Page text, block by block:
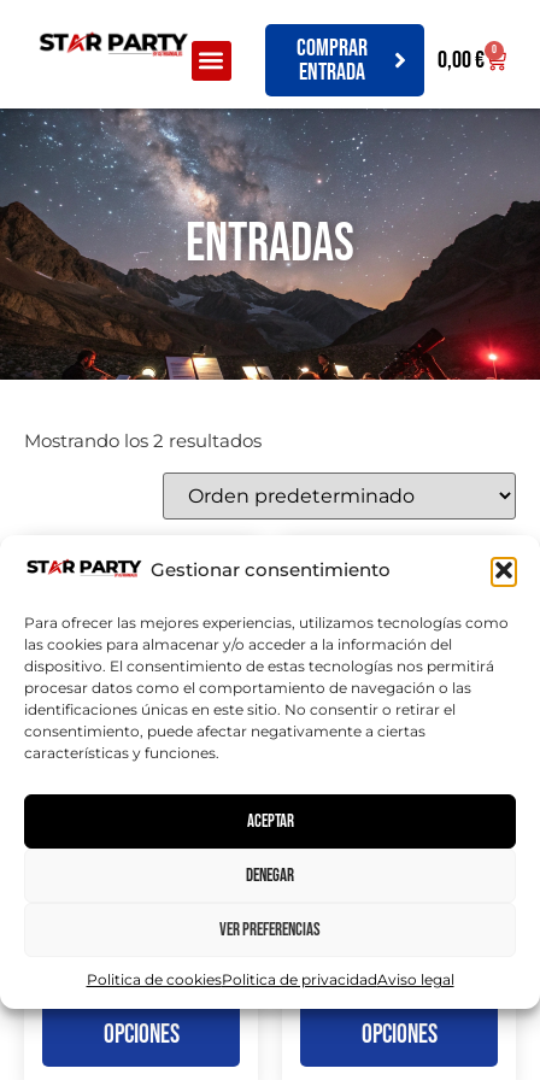
Gestionar consentimiento
Para ofrecer las mejores experiencias, utilizamos tecnologías como
las cookies para almacenar y/o acceder a la información del
dispositivo. El consentimiento de estas tecnologías nos permitirá
procesar datos como el comportamiento de navegación o las
identificaciones únicas en este sitio. No consentir o retirar el
consentimiento, puede afectar negativamente a ciertas
características y funciones.
Aceptar
Denegar
Ver preferencias
Politica de cookiesPolitica de privacidadAviso legal
Comprar
entrada
0,00€ 0
entradas
Mostrando los 2 resultados
Entrada Don
ADULTO
Seleccionar
opciones
Entrada Don
NIÑO
Seleccionar
opciones